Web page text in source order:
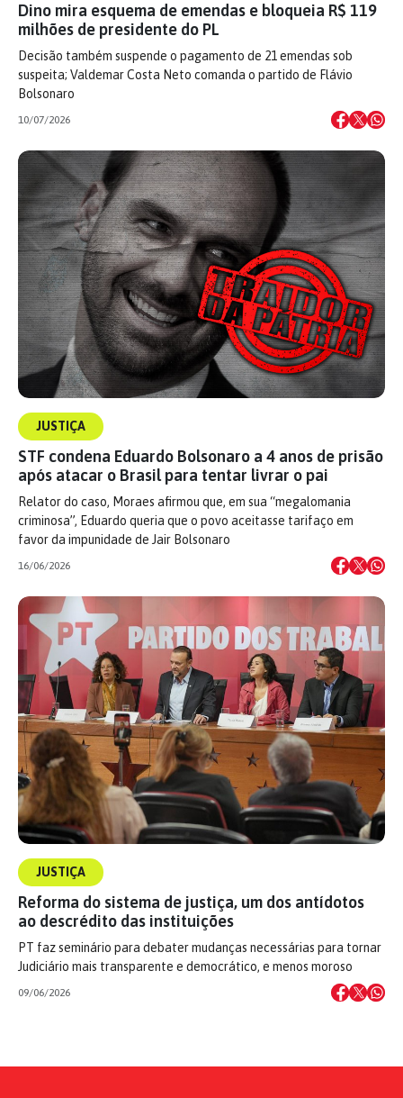
Dino mira esquema de emendas e bloqueia R$ 119
milhões de presidente do PL
Decisão também suspende o pagamento de 21 emendas sob
suspeita; Valdemar Costa Neto comanda o partido de Flávio
Bolsonaro
10/07/2026
JUSTIÇA
STF condena Eduardo Bolsonaro a 4 anos de prisão
após atacar o Brasil para tentar livrar o pai
Relator do caso, Moraes afirmou que, em sua “megalomania
criminosa”, Eduardo queria que o povo aceitasse tarifaço em
favor da impunidade de Jair Bolsonaro
16/06/2026
JUSTIÇA
Reforma do sistema de justiça, um dos antídotos
ao descrédito das instituições
PT faz seminário para debater mudanças necessárias para tornar
Judiciário mais transparente e democrático, e menos moroso
09/06/2026